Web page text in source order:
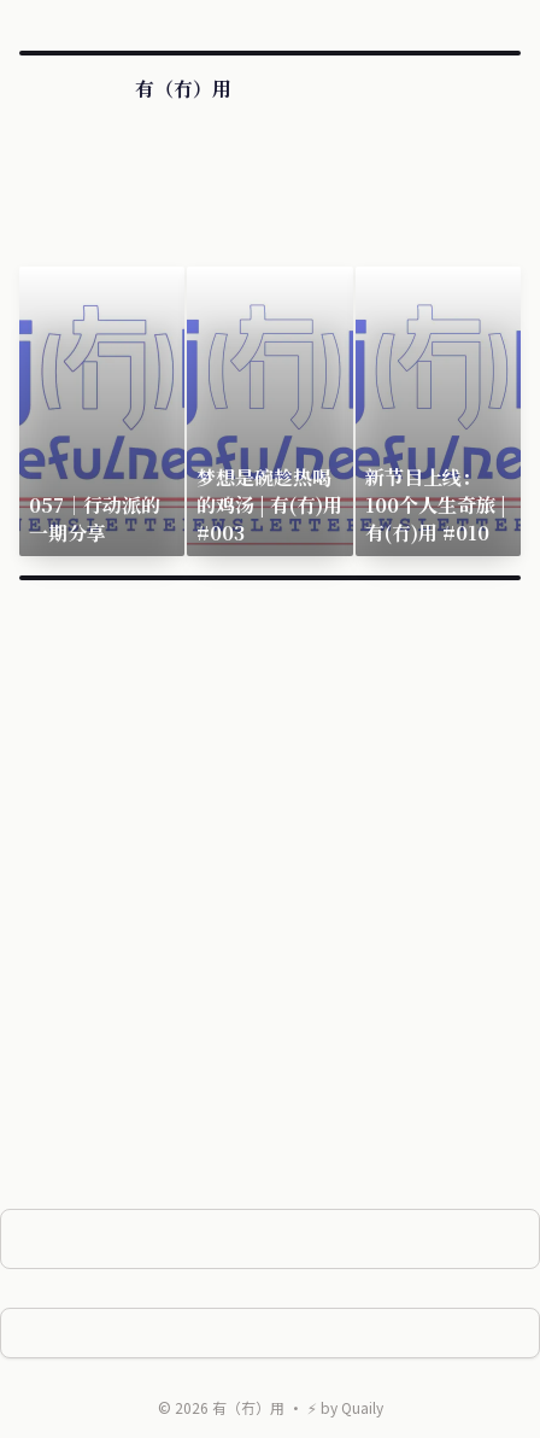
有（冇）用
057｜行动派的
一期分享
梦想是碗趁热喝
的鸡汤 | 有(冇)用
#003
新节目上线：
100个人生奇旅 |
有(冇)用 #010
© 2026 有（冇）用 ・ ⚡ by Quaily